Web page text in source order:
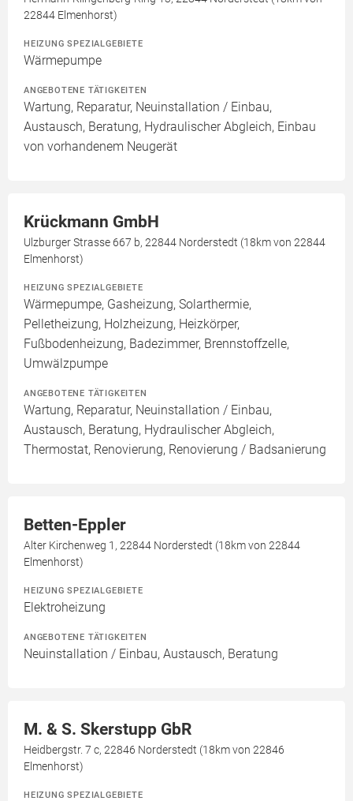
22844 Elmenhorst)
HEIZUNG SPEZIALGEBIETE
Wärmepumpe
ANGEBOTENE TÄTIGKEITEN
Wartung, Reparatur, Neuinstallation / Einbau,
Austausch, Beratung, Hydraulischer Abgleich, Einbau
von vorhandenem Neugerät
Krückmann GmbH
Ulzburger Strasse 667 b, 22844 Norderstedt (18km von 22844
Elmenhorst)
HEIZUNG SPEZIALGEBIETE
Wärmepumpe, Gasheizung, Solarthermie,
Pelletheizung, Holzheizung, Heizkörper,
Fußbodenheizung, Badezimmer, Brennstoffzelle,
Umwälzpumpe
ANGEBOTENE TÄTIGKEITEN
Wartung, Reparatur, Neuinstallation / Einbau,
Austausch, Beratung, Hydraulischer Abgleich,
Thermostat, Renovierung, Renovierung / Badsanierung
Betten-Eppler
Alter Kirchenweg 1, 22844 Norderstedt (18km von 22844
Elmenhorst)
HEIZUNG SPEZIALGEBIETE
Elektroheizung
ANGEBOTENE TÄTIGKEITEN
Neuinstallation / Einbau, Austausch, Beratung
M. & S. Skerstupp GbR
Heidbergstr. 7 c, 22846 Norderstedt (18km von 22846
Elmenhorst)
HEIZUNG SPEZIALGEBIETE